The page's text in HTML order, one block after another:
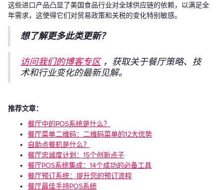
这些进口产品凸显了美国食品行业对全球供应链的依赖，以满足全
年需求，这使得它们对贸易政策和关税的变化特别敏感。
想了解更多此类更新？
访问我们的博客专区，获取关于餐厅策略、技
术和行业变化的最新见解。
推荐文章：
餐厅中的POS系统是什么？
餐厅菜单二维码：二维码菜单的12大优势
自助点餐机是什么？
餐厅忠诚度计划：15个创新点子
餐厅POS系统集成：14个成功的必备工具
餐厅预订系统：提升您的预订流程
餐厅最佳手持POS系统